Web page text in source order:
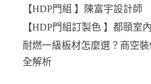
【HDP門組 】陳富宇設計師
【HDP門組訂製色 】都頤室
耐燃一級板材怎麼選？商空
全解析